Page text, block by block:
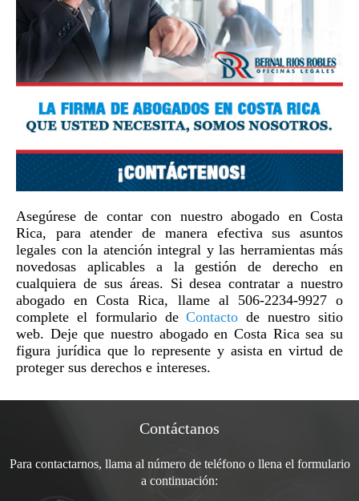
Asegúrese de contar con nuestro abogado en Costa
Rica, para atender de manera efectiva sus asuntos
legales con la atención integral y las herramientas más
novedosas aplicables a la gestión de derecho en
cualquiera de sus áreas. Si desea contratar a nuestro
abogado en Costa Rica, llame al 506-2234-9927 o
complete el formulario deContacto de nuestro sitio
web. Deje que nuestro abogado en Costa Rica sea su
figura jurídica que lo represente y asista en virtud de
proteger sus derechos e intereses.
Contáctanos
Para contactarnos, llama al número de teléfono o llena el formulario
a continuación: